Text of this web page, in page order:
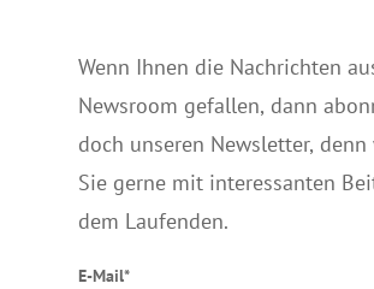
Wenn Ihnen die Nachrichten
Newsroom gefallen, dann
doch unseren Newsletter,
Sie gerne mit interessanten
dem Laufenden.
E-Mail*